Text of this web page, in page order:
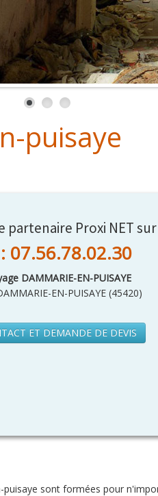
puisaye
partenaire Proxi NET
07.56.78.02.30
DAMMARIE-EN-PUISAYE
EN-PUISAYE (45420)
ET DEMANDE DE DEVIS
sont formées pour